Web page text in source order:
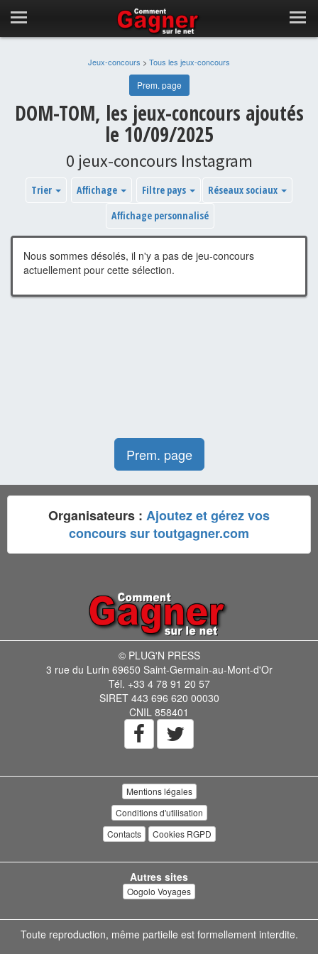
Jeux-concours > Tous les jeux-concours
Prem. page
DOM-TOM, les jeux-concours ajoutés
le 10/09/2025
0 jeux-concours Instagram
Trier Affichage Filtre pays
Réseaux sociaux
Affichage personnalisé
Nous sommes désolés, il n'y a pas de jeu-concours
actuellement pour cette sélection.
Prem. page
Organisateurs : Ajoutez et gérez vos
concours sur toutgagner.com
© PLUG'N PRESS
3 rue du Lurin 69650 Saint-Germain-au-Mont-d'Or
Tél. +33 4 78 91 20 57
SIRET 443 696 620 00030
CNIL 858401
Mentions légales
Conditions d'utilisation
Contacts
Cookies RGPD
Autres sites
Oogolo Voyages
Toute reproduction, même partielle est formellement interdite.